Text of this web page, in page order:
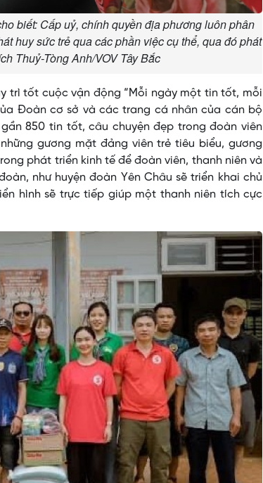
biết: Cấp uỷ, chính quyền địa phương luôn phân
huy sức trẻ qua các phần việc cụ thể, qua đó phát
Thuỷ-Tòng Anh/VOV Tây Bắc
trì tốt cuộc vận động “Mỗi ngày một tin tốt, mỗi
Đoàn cơ sở và các trang cá nhân của cán bộ
850 tin tốt, câu chuyện đẹp trong đoàn viên
gương mặt đảng viên trẻ tiêu biểu, gương
phát triển kinh tế để đoàn viên, thanh niên và
như huyện đoàn Yên Châu sẽ triển khai chủ
hình sẽ trực tiếp giúp một thanh niên tích cực